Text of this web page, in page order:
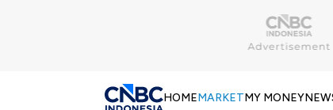
HOMEMARKETMY MONEY